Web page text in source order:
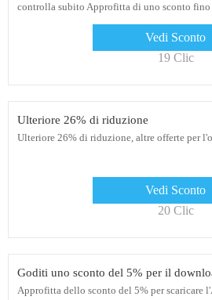
controlla subito Approfitta di uno sconto
Vedi Sconto
19 Clic
Ulteriore 26% di riduzione
Ulteriore 26% di riduzione, altre offerte per
Vedi Sconto
20 Clic
Goditi uno sconto del 5% per il
Approfitta dello sconto del 5% per scaricare